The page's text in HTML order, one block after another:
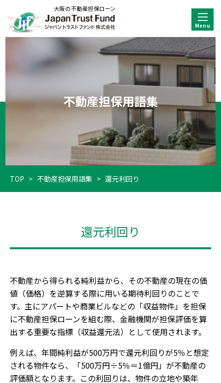
大阪の不動産担保ローン
不動産担保用語集
TOP > 不動産担保用語集 > 還元利回り
還元利回り
不動産から得られる純利益から、その不動産の現在の価
値（価格）を逆算する際に用いる期待利回りのことで
す。主にアパートや商業ビルなどの「収益物件」を担保
に不動産担保ローンを組む際、金融機関が担保評価を算
出する重要な指標（収益還元法）として使用されます。
例えば、年間純利益が500万円で還元利回りが5％と想定
される物件なら、「500万円÷5％＝1億円」が不動産の
評価額となります。この利回りは、物件の立地や築年